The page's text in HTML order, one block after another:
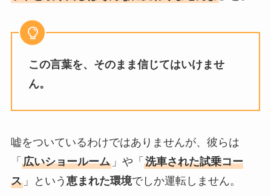
この言葉を、そのまま信じてはいけませ
ん。
嘘をついているわけではありませんが、彼らは
「 広いショールーム」や「 洗車された試乗コー
ス」という 恵まれた環境でしか運転しません。